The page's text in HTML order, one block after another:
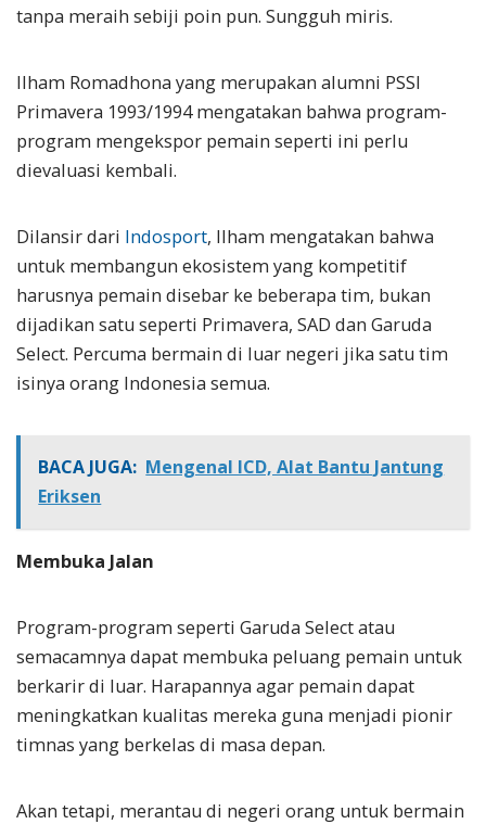
tanpa meraih sebiji poin pun. Sungguh miris.
Ilham Romadhona yang merupakan alumni PSSI
Primavera 1993/1994 mengatakan bahwa program-
program mengekspor pemain seperti ini perlu
dievaluasi kembali.
Dilansir dari Indosport, Ilham mengatakan bahwa
untuk membangun ekosistem yang kompetitif
harusnya pemain disebar ke beberapa tim, bukan
dijadikan satu seperti Primavera, SAD dan Garuda
Select. Percuma bermain di luar negeri jika satu tim
isinya orang Indonesia semua.
BACA JUGA: Mengenal ICD, Alat Bantu Jantung
Eriksen
Membuka Jalan
Program-program seperti Garuda Select atau
semacamnya dapat membuka peluang pemain untuk
berkarir di luar. Harapannya agar pemain dapat
meningkatkan kualitas mereka guna menjadi pionir
timnas yang berkelas di masa depan.
Akan tetapi, merantau di negeri orang untuk bermain